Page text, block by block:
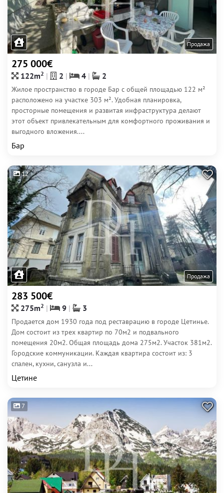
Продажа
275 000€
122m2 2 4 2
Жилое пространство в городе Бар с общей площадью 122 м²
расположено на участке 303 м². Удобная планировка,
просторные помещения и развитая инфраструктура делают
этот объект привлекательным для комфортного проживания и
выгодного вложения....
Бар
12
Продажа
283 500€
275m2 9 3
Продается дом 1930 года под реставрацию в городе Цетинье.
Дом состоит из трех квартир по 70м2 и подвального
помещения 20м2. Общая площадь дома 275м2. Участок 381м2.
Городские коммуникации. Каждая квартира состоит из: 3
спален, кухни, санузла и...
Цетине
7